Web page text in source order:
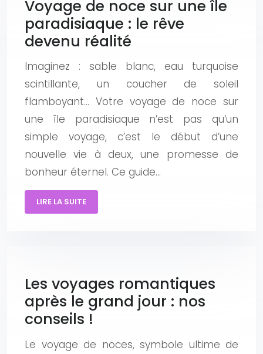
Voyage de noce sur une île
paradisiaque : le rêve
devenu réalité
Imaginez : sable blanc, eau turquoise
scintillante, un coucher de soleil
flamboyant… Votre voyage de noce sur
une île paradisiaque n’est pas qu’un
simple voyage, c’est le début d’une
nouvelle vie à deux, une promesse de
bonheur éternel. Ce guide…
LIRE LA SUITE
Les voyages romantiques
après le grand jour : nos
conseils !
Le voyage de noces, symbole ultime de